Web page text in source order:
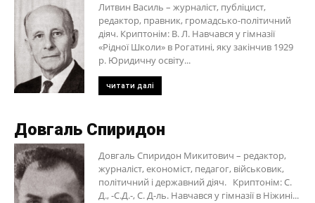
Литвин Василь – журналіст, публіцист,
редактор, правник, громадсько-політичний
діяч. Криптонім: В. Л. Навчався у гімназії
«Рідної Школи» в Рогатині, яку закінчив 1929
р. Юридичну освіту...
читати далі
Довгаль Спиридон
Довгаль Спиридон Микитович – редактор,
журналіст, економіст, педагог, військовик,
політичний і державний діяч. Криптонім: С.
Д., -С.Д.-, С. Д-ль. Навчався у гімназії в Ніжині...